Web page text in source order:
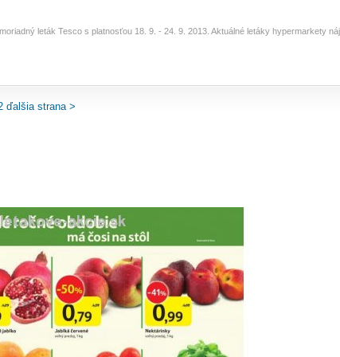
leták Tesco s platnosťou 18. 9. - 24. 9. 2013. Aktuálné letáky hypermarkety
ďalšia strana >